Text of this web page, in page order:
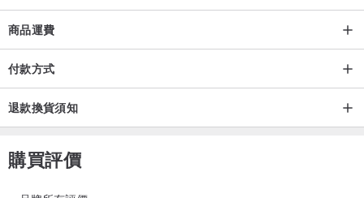
商品運費
付款方式
退款換貨須知
購買評價